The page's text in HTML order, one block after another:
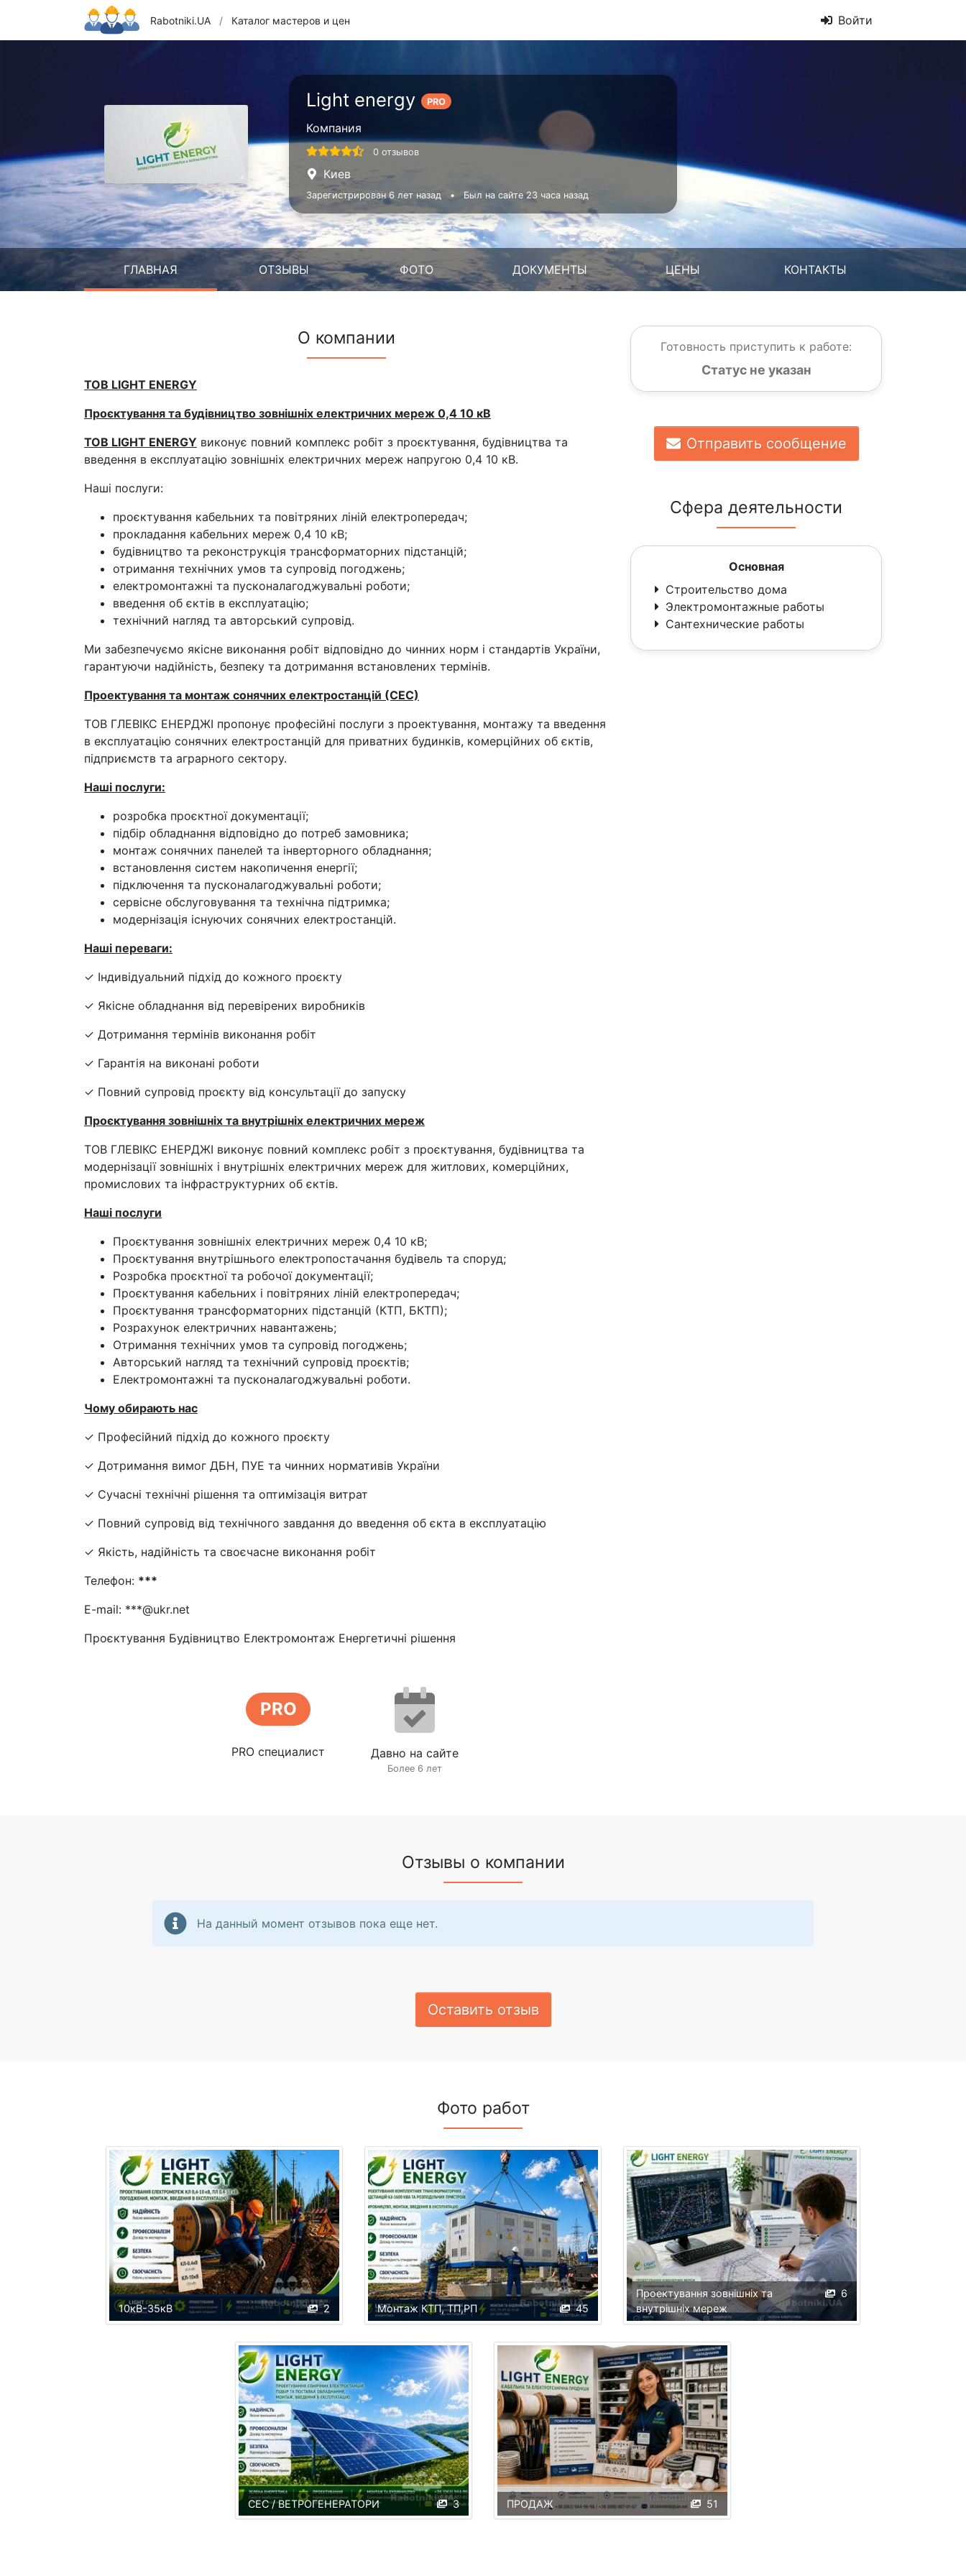
Rabotniki.UA / Каталог мастеров и цен Войти
Light energy PRO
Компания
0 отзывов
Киев
Зарегистрирован 6 лет назад • Был на сайте 23 часа назад
ГЛАВНАЯ ОТЗЫВЫ ФОТО ДОКУМЕНТЫ ЦЕНЫ КОНТАКТЫ
О компании
ТОВ LIGHT ENERGY
Проєктування та будівництво зовнішніх електричних мереж 0,4 10 кВ
ТОВ LIGHT ENERGY виконує повний комплекс робіт з проєктування, будівництва та
введення в експлуатацію зовнішніх електричних мереж напругою 0,4 10 кВ.
Наші послуги:
проєктування кабельних та повітряних ліній електропередач;
прокладання кабельних мереж 0,4 10 кВ;
будівництво та реконструкція трансформаторних підстанцій;
отримання технічних умов та супровід погоджень;
електромонтажні та пусконалагоджувальні роботи;
введення об єктів в експлуатацію;
технічний нагляд та авторський супровід.
Ми забезпечуємо якісне виконання робіт відповідно до чинних норм і стандартів України,
гарантуючи надійність, безпеку та дотримання встановлених термінів.
Проектування та монтаж сонячних електростанцій (СЕС)
ТОВ ГЛЕВІКС ЕНЕРДЖІ пропонує професійні послуги з проектування, монтажу та введення
в експлуатацію сонячних електростанцій для приватних будинків, комерційних об єктів,
підприємств та аграрного сектору.
Наші послуги:
розробка проєктної документації;
підбір обладнання відповідно до потреб замовника;
монтаж сонячних панелей та інверторного обладнання;
встановлення систем накопичення енергії;
підключення та пусконалагоджувальні роботи;
сервісне обслуговування та технічна підтримка;
модернізація існуючих сонячних електростанцій.
Наші переваги:
✓ Індивідуальний підхід до кожного проєкту
✓ Якісне обладнання від перевірених виробників
✓ Дотримання термінів виконання робіт
✓ Гарантія на виконані роботи
✓ Повний супровід проєкту від консультації до запуску
Проєктування зовнішніх та внутрішніх електричних мереж
ТОВ ГЛЕВІКС ЕНЕРДЖІ виконує повний комплекс робіт з проєктування, будівництва та
модернізації зовнішніх і внутрішніх електричних мереж для житлових, комерційних,
промислових та інфраструктурних об єктів.
Наші послуги
Проєктування зовнішніх електричних мереж 0,4 10 кВ;
Проєктування внутрішнього електропостачання будівель та споруд;
Розробка проєктної та робочої документації;
Проєктування кабельних і повітряних ліній електропередач;
Проєктування трансформаторних підстанцій (КТП, БКТП);
Розрахунок електричних навантажень;
Отримання технічних умов та супровід погоджень;
Авторський нагляд та технічний супровід проєктів;
Електромонтажні та пусконалагоджувальні роботи.
Чому обирають нас
✓ Професійний підхід до кожного проєкту
✓ Дотримання вимог ДБН, ПУЕ та чинних нормативів України
✓ Сучасні технічні рішення та оптимізація витрат
✓ Повний супровід від технічного завдання до введення об єкта в експлуатацію
✓ Якість, надійність та своєчасне виконання робіт
Телефон: ***
E-mail: ***@ukr.net
Проєктування Будівництво Електромонтаж Енергетичні рішення
PRO
PRO специалист Давно на сайте
Более 6 лет
Готовность приступить к работе:
Статус не указан
Отправить сообщение
Сфера деятельности
Основная
Строительство дома
Электромонтажные работы
Сантехнические работы
Отзывы о компании
На данный момент отзывов пока еще нет.
Оставить отзыв
Фото работ
2
10кВ-35кВ 45
Монтаж КТП, ТП,РП
6
Проектування зовнішніх та
внутрішніх мереж
3
СЕС / ВЕТРОГЕНЕРАТОРИ 51
ПРОДАЖ